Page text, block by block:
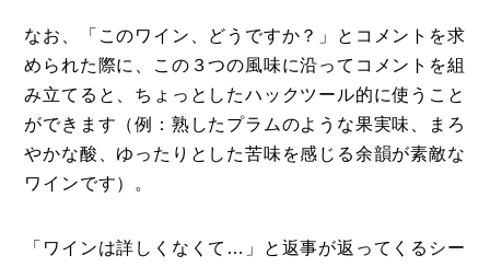
なお、「このワイン、どうですか？」とコメントを求
められた際に、この３つの風味に沿ってコメントを組
み立てると、ちょっとしたハックツール的に使うこと
ができます（例：熟したプラムのような果実味、まろ
やかな酸、ゆったりとした苦味を感じる余韻が素敵な
ワインです）。
「ワインは詳しくなくて…」と返事が返ってくるシー